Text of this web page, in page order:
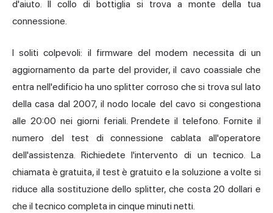
d'aiuto. Il collo di bottiglia si trova a monte della tua
connessione.
I soliti colpevoli: il firmware del modem necessita di un
aggiornamento da parte del provider, il cavo coassiale che
entra nell'edificio ha uno splitter corroso che si trova sul lato
della casa dal 2007, il nodo locale del cavo si congestiona
alle 20:00 nei giorni feriali. Prendete il telefono. Fornite il
numero del test di connessione cablata all'operatore
dell'assistenza. Richiedete l'intervento di un tecnico. La
chiamata è gratuita, il test è gratuito e la soluzione a volte si
riduce alla sostituzione dello splitter, che costa 20 dollari e
che il tecnico completa in cinque minuti netti.